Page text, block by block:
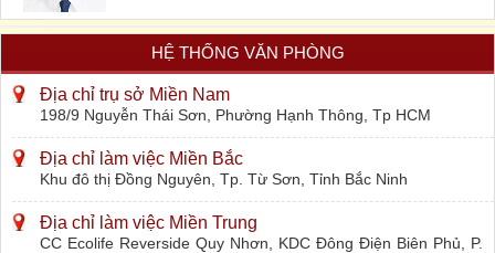
HỆ THỐNG VĂN PHÒNG
Địa chỉ trụ sở Miền Nam
198/9 Nguyễn Thái Sơn, Phường Hạnh Thông, Tp HCM
Địa chỉ làm việc Miền Bắc
Khu đô thị Đồng Nguyên, Tp. Từ Sơn, Tỉnh Bắc Ninh
Địa chỉ làm việc Miền Trung
CC Ecolife Reverside Quy Nhơn, KDC Đông Điện Biên Phủ, P.